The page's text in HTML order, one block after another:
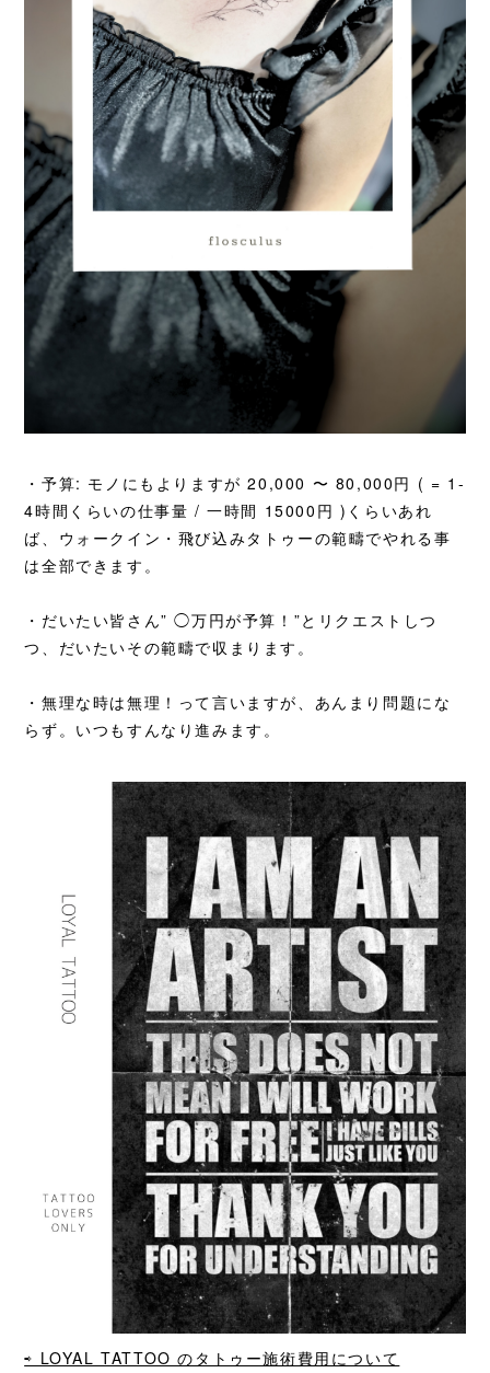
・予算: モノにもよりますが 20,000 〜 80,000円 ( = 1-
4時間くらいの仕事量 / 一時間 15000円 )くらいあれ
ば、ウォークイン・飛び込みタトゥーの範疇でやれる事
は全部できます。
・だいたい皆さん” ◯万円が予算！”とリクエストしつ
つ、だいたいその範疇で収まります。
・無理な時は無理！って言いますが、あんまり問題にな
らず。いつもすんなり進みます。
⇨ LOYAL TATTOO のタトゥー施術費用について